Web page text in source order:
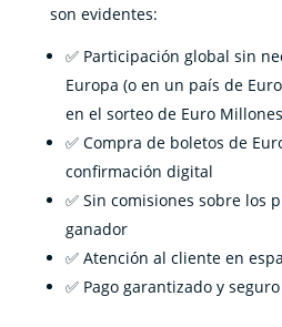
son evidentes:
✅ Participación global sin
Europa (o en un país de
en el sorteo de Euro
✅ Compra de boletos de
confirmación digital
✅ Sin comisiones sobre los
ganador
✅ Atención al cliente en
✅ Pago garantizado y seguro